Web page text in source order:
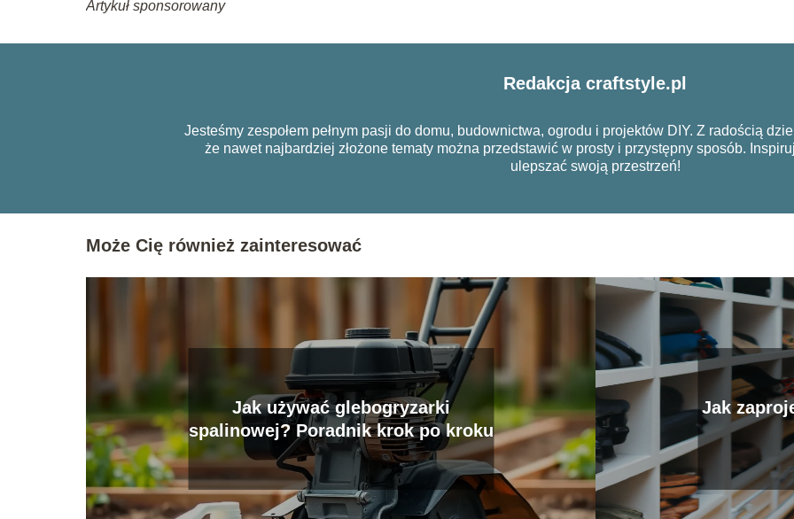
Artykuł sponsorowany
Redakcja craftstyle.pl
Jesteśmy zespołem pełnym pasji do domu, budownictwa, ogrodu i projektów DIY. Z radością
że nawet najbardziej złożone tematy można przedstawić w prosty i przystępny sposób.
ulepszać swoją przestrzeń!
Może Cię również zainteresować
Jak używać glebogryzarki
spalinowej? Poradnik krok po kroku
Jak